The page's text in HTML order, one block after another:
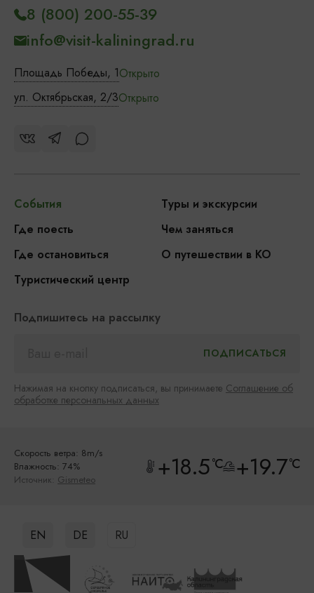
Площадь Победы, 1Открыто
ул. Октябрьская, 2/3Открыто
8 (800) 200-55-39
info@visit-kaliningrad.ru
События
Туры и экскурсии
Где поесть
Чем заняться
Где остановиться
О путешествии в КО
Туристический центр
Подпишитесь на рассылку
Нажимая на кнопку подписаться, вы принимаете Соглашение об
обработке персональных данных
Скорость ветра: 8m/s
Влажность: 74%
Источник: Gismeteo +18.5°C +19.7°C
EN DE RU